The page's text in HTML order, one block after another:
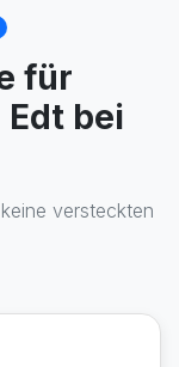
für
bei
versteckten